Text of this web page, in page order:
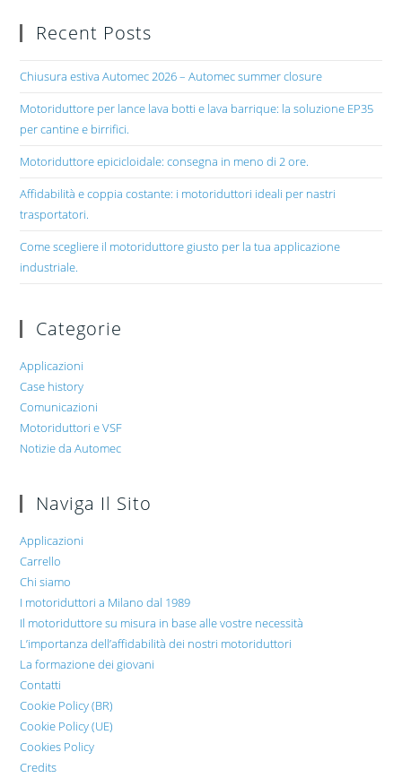
Recent Posts
Chiusura estiva Automec 2026 – Automec summer closure
Motoriduttore per lance lava botti e lava barrique: la soluzione EP35
per cantine e birrifici.
Motoriduttore epicicloidale: consegna in meno di 2 ore.
Affidabilità e coppia costante: i motoriduttori ideali per nastri
trasportatori.
Come scegliere il motoriduttore giusto per la tua applicazione
industriale.
Categorie
Applicazioni
Case history
Comunicazioni
Motoriduttori e VSF
Notizie da Automec
Naviga Il Sito
Applicazioni
Carrello
Chi siamo
I motoriduttori a Milano dal 1989
Il motoriduttore su misura in base alle vostre necessità
L’importanza dell’affidabilità dei nostri motoriduttori
La formazione dei giovani
Contatti
Cookie Policy (BR)
Cookie Policy (UE)
Cookies Policy
Credits